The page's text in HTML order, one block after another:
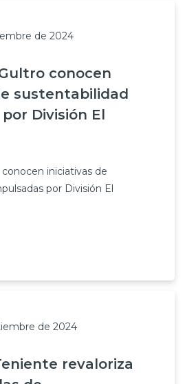
de 2024
conocen
sustentabilidad
División El
iniciativas de
por División El
de 2024
revaloriza